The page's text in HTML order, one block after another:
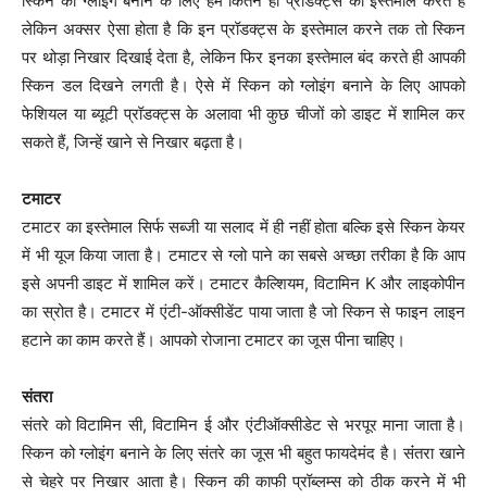
लेकिन अक्सर ऐसा होता है कि इन प्रॉडक्ट्स के इस्तेमाल करने तक तो स्किन
पर थोड़ा निखार दिखाई देता है, लेकिन फिर इनका इस्तेमाल बंद करते ही आपकी
स्किन डल दिखने लगती है। ऐसे में स्किन को ग्लोइंग बनाने के लिए आपको
फेशियल या ब्यूटी प्रॉडक्ट्स के अलावा भी कुछ चीजों को डाइट में शामिल कर
सकते हैं, जिन्हें खाने से निखार बढ़ता है।
टमाटर
टमाटर का इस्तेमाल सिर्फ सब्जी या सलाद में ही नहीं होता बल्कि इसे स्किन केयर
में भी यूज किया जाता है। टमाटर से ग्लो पाने का सबसे अच्छा तरीका है कि आप
इसे अपनी डाइट में शामिल करें। टमाटर कैल्शियम, विटामिन K और लाइकोपीन
का स्रोत है। टमाटर में एंटी-ऑक्सीडेंट पाया जाता है जो स्किन से फाइन लाइन
हटाने का काम करते हैं। आपको रोजाना टमाटर का जूस पीना चाहिए।
संतरा
संतरे को विटामिन सी, विटामिन ई और एंटीऑक्सीडेट से भरपूर माना जाता है।
स्किन को ग्लोइंग बनाने के लिए संतरे का जूस भी बहुत फायदेमंद है। संंतरा खाने
से चेहरे पर निखार आता है। स्किन की काफी प्रॉब्लम्स को ठीक करने में भी